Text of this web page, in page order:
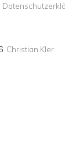
Christian Kler